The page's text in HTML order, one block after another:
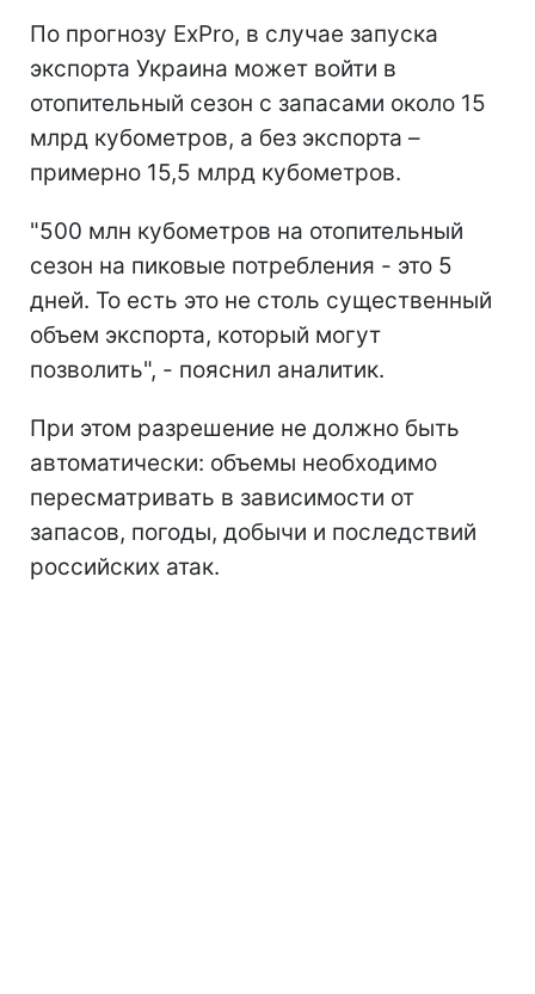
По прогнозу ExPro, в случае запуска
экспорта Украина может войти в
отопительный сезон с запасами около 15
млрд кубометров, а без экспорта –
примерно 15,5 млрд кубометров.
"500 млн кубометров на отопительный
сезон на пиковые потребления - это 5
дней. То есть это не столь существенный
объем экспорта, который могут
позволить", - пояснил аналитик.
При этом разрешение не должно быть
автоматически: объемы необходимо
пересматривать в зависимости от
запасов, погоды, добычи и последствий
российских атак.